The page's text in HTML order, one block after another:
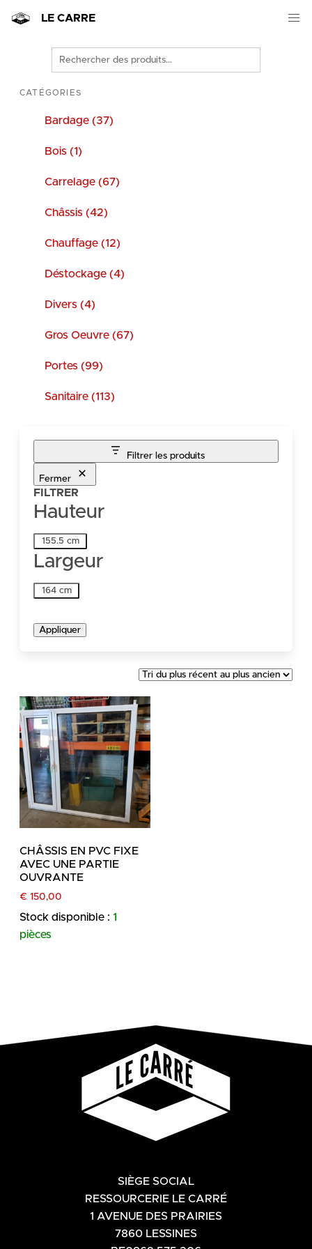
LE CARRE
Rechercher
des
produits
CATÉGORIES
Bardage (37)
Bois (1)
Carrelage (67)
Châssis (42)
Chauffage (12)
Déstockage (4)
Divers (4)
Gros Oeuvre (67)
Portes (99)
Sanitaire (113)
Filtrer les produits
Fermer
FILTRER
Hauteur
Hauteur
155.5 cm
Largeur
Largeur
164 cm
Appliquer
CHÂSSIS EN PVC FIXE
AVEC UNE PARTIE
OUVRANTE
€ 150,00
Stock disponible : 1
pièces
SIÈGE SOCIAL
RESSOURCERIE LE CARRÉ
1 AVENUE DES PRAIRIES
7860 LESSINES